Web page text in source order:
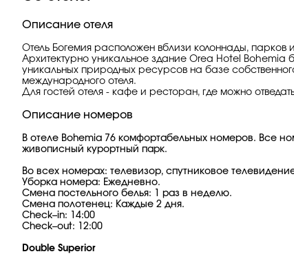
Описание отеля
Отель Богемия расположен вблизи колоннады,
Архитектурно уникальное здание Orea Hotel Bohemia
уникальных природных ресурсов на базе
международного отеля.
Для гостей отеля - кафе и ресторан, где можно
Описание номеров
В отеле Bohemia 76 комфортабельных номеров. Все
живописный курортный парк.
Во всех номерах: телевизор, спутниковое
Уборка номера: Ежедневно.
Смена постельного белья: 1 раз в неделю.
Смена полотенец: Каждые 2 дня.
Check–in: 14:00
Check–out: 12:00
Double Superior